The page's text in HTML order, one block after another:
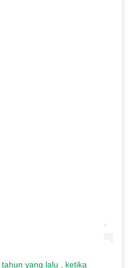
yang lalu , ketika